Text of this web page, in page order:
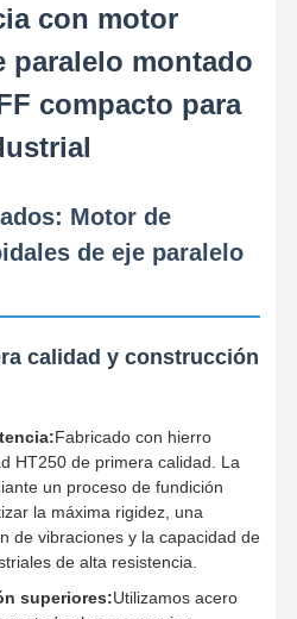
con motor
paralelo montado
compacto para
Motor de
de eje paralelo
calidad y construcción
Fabricado con hierro
HT250 de primera calidad. La
un proceso de fundición
la máxima rigidez, una
de vibraciones y la capacidad de
de alta resistencia.
superiores:Utilizamos acero